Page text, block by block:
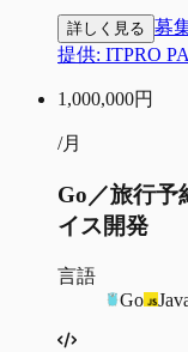
詳しく見る 募
提供: ITPRO
1,000,000円
/月
Go／旅行予
イス開発
言語
Go